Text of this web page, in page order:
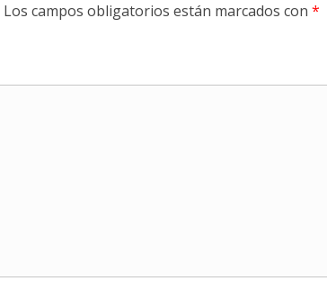
Los campos obligatorios están marcados con *